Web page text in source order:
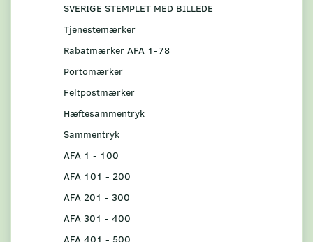
SVERIGE STEMPLET MED BILLEDE
Tjenestemærker
Rabatmærker AFA 1-78
Portomærker
Feltpostmærker
Hæftesammentryk
Sammentryk
AFA 1 - 100
AFA 101 - 200
AFA 201 - 300
AFA 301 - 400
AFA 401 - 500